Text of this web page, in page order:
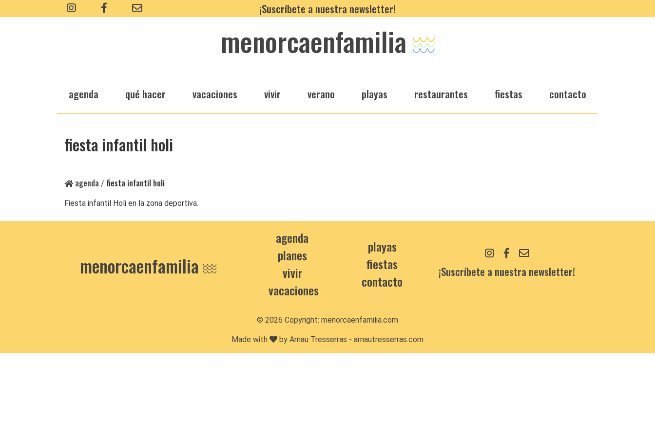
¡Suscríbete a nuestra newsletter!
menorcaenfamilia
agenda qué hacer vacaciones vivir verano playas restaurantes fiestas contacto
fiesta infantil holi
agenda / fiesta infantil holi
Fiesta infantil Holi en la zona deportiva.
menorcaenfamilia
agenda
planes
vivir
vacaciones
playas
fiestas
contacto
¡Suscríbete a nuestra newsletter!
© 2026 Copyright: menorcaenfamilia.com
Made with by Arnau Tresserras - arnautresserras.com